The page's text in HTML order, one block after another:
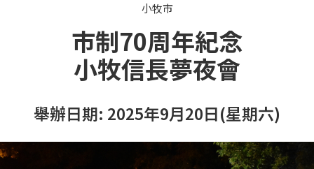
小牧市
市制70周年紀念
小牧信長夢夜會
舉辦日期: 2025年9月20日(星期六)